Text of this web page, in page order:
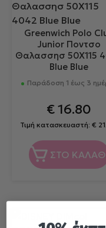
Greenwich Polo
Junior Ποντσο
Θαλασσησ 50Χ115
Blue Blue
Παράδοση 1 έως 3
€16.80
Τιμή κατασκευαστή:€
ΣΤΟ